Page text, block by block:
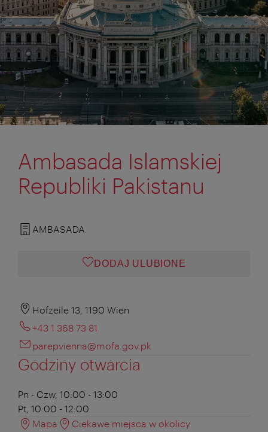
Ambasada Islamskiej
Republiki Pakistanu
AMBASADA
DODAJ ULUBIONE
Hofzeile 13, 1190 Wien
+43 1 368 73 81
parepvienna@mofa.gov.pk
Godziny otwarcia
Pn - Czw, 10:00 - 13:00
Pt, 10:00 - 12:00
Mapa
Ciekawe miejsca w okolicy